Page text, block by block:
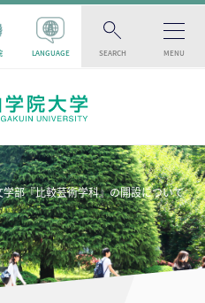
LANGUAGE SEARCH MENU
学部『比較芸術学科』の開設について